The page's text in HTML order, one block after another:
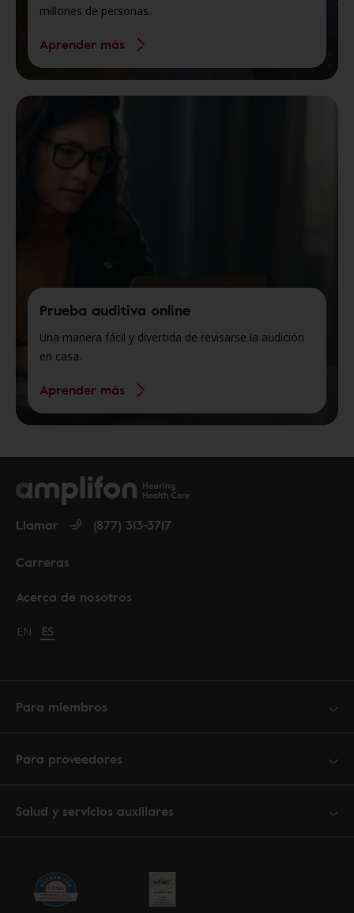
millones de personas.
Aprender más
Prueba auditiva online
Una manera fácil y divertida de revisarse la audición
en casa.
Aprender más
Acerca de nosotros
Carreras
Llamar (877) 313-3717
Change language to English
EN Cambiar idioma a español
ES
Para miembros
Para proveedores
Salud y servicios auxiliares